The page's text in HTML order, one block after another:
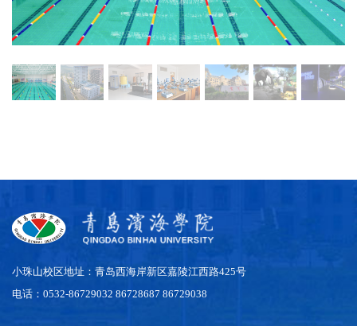
小珠山校区地址：青岛西海岸新区嘉陵江西路425号
电话：0532-86729032 86728687 86729038